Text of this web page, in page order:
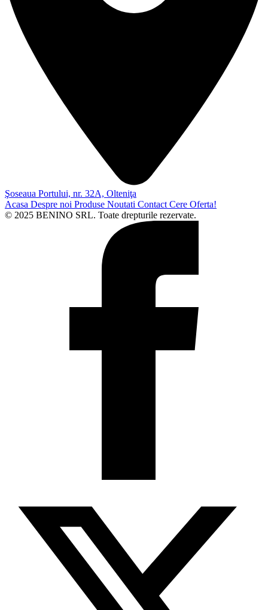
Şoseaua Portului, nr. 32A, Olteniţa
Acasa Despre noi Produse Noutati Contact Cere Oferta!
© 2025 BENINO SRL. Toate drepturile rezervate.